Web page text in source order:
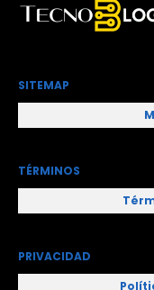
SITEMAP
TÉRMINOS
PRIVACIDAD